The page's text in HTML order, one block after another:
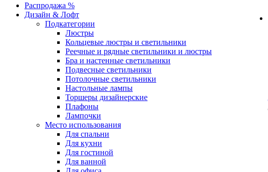
Распродажа %
Дизайн & Лофт
Подкатегории
Люстры
Кольцевые люстры и светильники
Реечные и рядные светильники и люстры
Бра и настенные светильники
Подвесные светильники
Потолочные светильники
Настольные лампы
Торшеры дизайнерские
Плафоны
Лампочки
Место использования
Для спальни
Для кухни
Для гостиной
Для ванной